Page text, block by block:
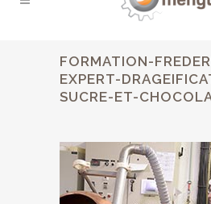
FORMATION-
EXPERT-
SUCRE-ET-